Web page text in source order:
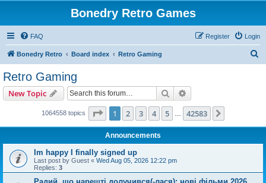
Bonedry Retro Games
FAQ Login
Register
Bonedry Retro Board index Retro Gaming
Retro Gaming
New Topic Search
1064558 topics Page 1of 42583
1 2 3 4 5 42583
Announcements
Im happy I finally signed up
Last post by Guest « Wed Aug 05, 2026 12:22 pm
Replies: 3